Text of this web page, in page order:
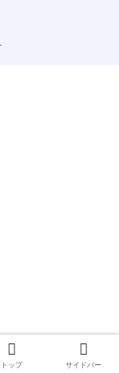
トップ サイドバー